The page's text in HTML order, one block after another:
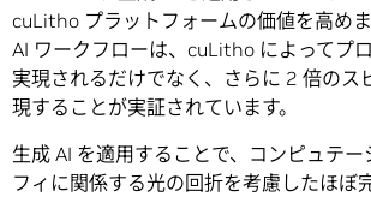
cuLitho プラットフォームの価値を高め
AI ワークフローは、cuLitho によってプ
実現されるだけでなく、さらに 2 倍のス
現することが実証されています。
生成 AI を適用することで、コンピュテー
フィに関係する光の回折を考慮したほぼ